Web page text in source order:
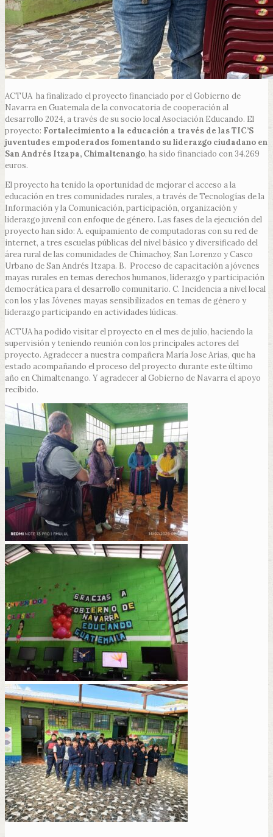
ACTUA ha finalizado el proyecto financiado por el Gobierno de
Navarra en Guatemala de la convocatoria de cooperación al
desarrollo 2024, a través de su socio local Asociación Educando. El
proyecto: Fortalecimiento a la educación a través de las TIC’S
juventudes empoderados fomentando su liderazgo ciudadano en
San Andrés Itzapa, Chimaltenango, ha sido financiado con 34.269
euros.
El proyecto ha tenido la oportunidad de mejorar el acceso a la
educación en tres comunidades rurales, a través de Tecnologías de la
Información y la Comunicación, participación, organización y
liderazgo juvenil con enfoque de género. Las fases de la ejecución del
proyecto han sido: A. equipamiento de computadoras con su red de
internet, a tres escuelas públicas del nivel básico y diversificado del
área rural de las comunidades de Chimachoy, San Lorenzo y Casco
Urbano de San Andrés Itzapa. B. Proceso de capacitación a jóvenes
mayas rurales en temas derechos humanos, liderazgo y participación
democrática para el desarrollo comunitario. C. Incidencia a nivel local
con los y las Jóvenes mayas sensibilizados en temas de género y
liderazgo participando en actividades lúdicas.
ACTUA ha podido visitar el proyecto en el mes de julio, haciendo la
supervisión y teniendo reunión con los principales actores del
proyecto. Agradecer a nuestra compañera María Jose Arias, que ha
estado acompañando el proceso del proyecto durante este último
año en Chimaltenango. Y agradecer al Gobierno de Navarra el apoyo
recibido.